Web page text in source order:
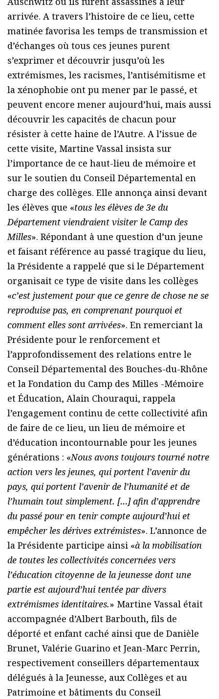
arrivée. A travers l’histoire de ce lieu, cette
matinée favorisa les temps de transmission et
d’échanges où tous ces jeunes purent
s’exprimer et découvrir jusqu’où les
extrémismes, les racismes, l’antisémitisme et
la xénophobie ont pu mener par le passé, et
peuvent encore mener aujourd’hui, mais aussi
découvrir les capacités de chacun pour
résister à cette haine de l’Autre. A l’issue de
cette visite, Martine Vassal insista sur
l’importance de ce haut-lieu de mémoire et
sur le soutien du Conseil Départemental en
charge des collèges. Elle annonça ainsi devant
les élèves que «tous les élèves de 3e du
Département viendraient visiter le Camp des
Milles». Répondant à une question d’un jeune
et faisant référence au passé tragique du lieu,
la Présidente a rappelé que si le Département
organisait ce type de visite dans les collèges
«c’est justement pour que ce genre de chose ne se
reproduise pas, en comprenant pourquoi et
comment elles sont arrivées». En remerciant la
Présidente pour le renforcement et
l’approfondissement des relations entre le
Conseil Départemental des Bouches-du-Rhône
et la Fondation du Camp des Milles -Mémoire
et Éducation, Alain Chouraqui, rappela
l’engagement continu de cette collectivité afin
de faire de ce lieu, un lieu de mémoire et
d’éducation incontournable pour les jeunes
générations : «Nous avons toujours tourné notre
action vers les jeunes, qui portent l’avenir du
pays, qui portent l’avenir de l’humanité et de
l’humain tout simplement. […] afin d’apprendre
du passé pour en tenir compte aujourd’hui et
empêcher les dérives extrémistes». L’annonce de
la Présidente participe ainsi «à la mobilisation
de toutes les collectivités concernées vers
l’éducation citoyenne de la jeunesse dont une
partie est aujourd’hui tentée par divers
extrémismes identitaires.» Martine Vassal était
accompagnée d’Albert Barbouth, fils de
déporté et enfant caché ainsi que de Danièle
Brunet, Valérie Guarino et Jean-Marc Perrin,
respectivement conseillers départementaux
délégués à la Jeunesse, aux Collèges et au
Patrimoine et bâtiments du Conseil